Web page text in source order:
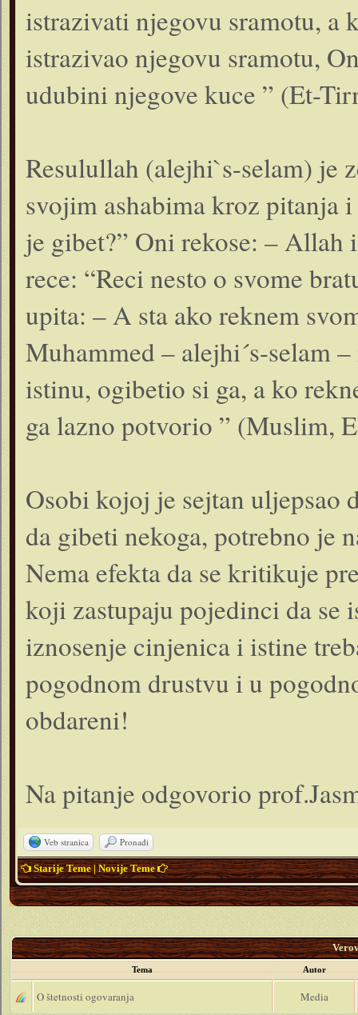
istrazivati njegovu sramotu, a
istrazivao njegovu sramotu,
udubini njegove kuce ” (Et-
Resulullah (alejhi`s-selam) je
svojim ashabima kroz pitanja
je gibet?” Oni rekose: –
rece: “Reci nesto o svome
upita: – A sta ako reknem
Muhammed – alejhi´s-selam
istinu, ogibetio si ga, a ko
ga lazno potvorio ” (Muslim,
Osobi kojoj je sejtan uljepsao
da gibeti nekoga, potrebno je
Nema efekta da se kritikuje
koji zastupaju pojedinci da se
iznosenje cinjenica i istine
pogodnom drustvu i u
obdareni!
Na pitanje odgovorio
Veb stranica Pronađi
Starije Teme|Novije Teme
Tema Autor
O štetnosti ogovaranja Media